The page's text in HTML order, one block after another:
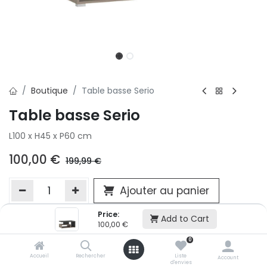
Price:
100,00 € Add to Cart
Accueil Rechercher
0
Liste
d'envies
Account
Boutique Table basse Serio
Table basse Serio
L100 x H45 x P60 cm
100,00 € 199,99€
Ajouter au panier
Ajouter à la liste d'envie
Si vous ne pouvez pas ajouter cet article dans votre panier
victime de son succès et momentanément indisponible.